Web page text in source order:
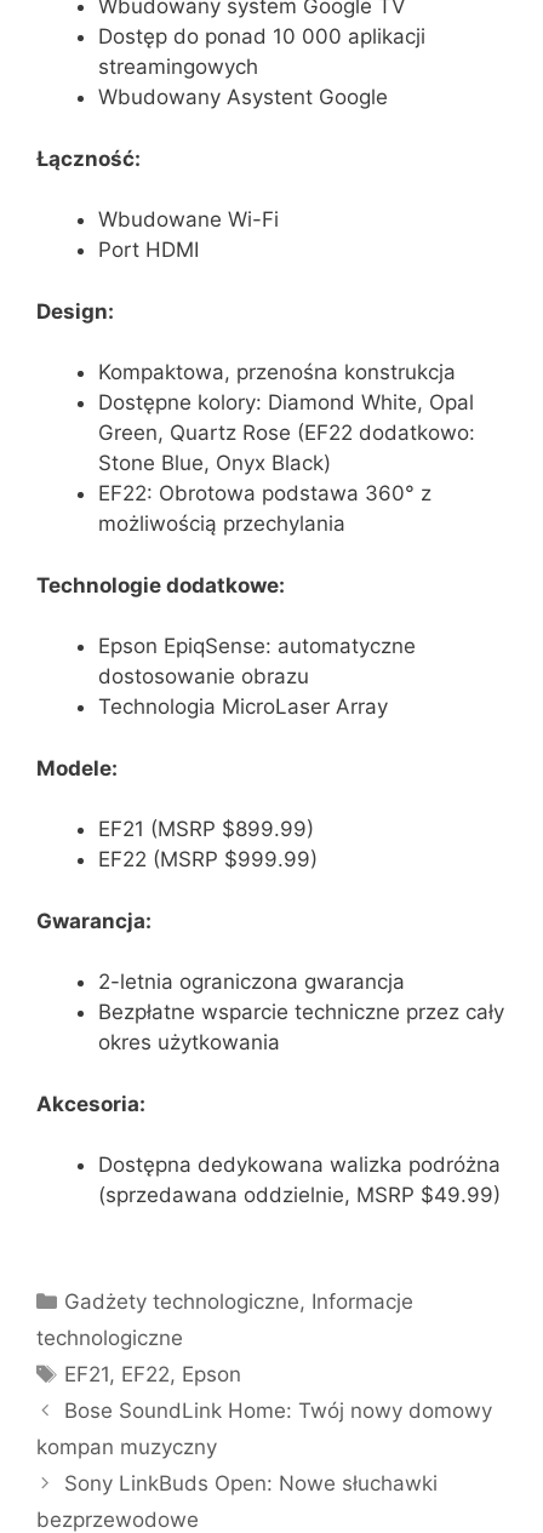
Wbudowany system Google TV
Dostęp do ponad 10 000 aplikacji
streamingowych
Wbudowany Asystent Google
Łączność:
Wbudowane Wi-Fi
Port HDMI
Design:
Kompaktowa, przenośna konstrukcja
Dostępne kolory: Diamond White, Opal
Green, Quartz Rose (EF22 dodatkowo:
Stone Blue, Onyx Black)
EF22: Obrotowa podstawa 360° z
możliwością przechylania
Technologie dodatkowe:
Epson EpiqSense: automatyczne
dostosowanie obrazu
Technologia MicroLaser Array
Modele:
EF21 (MSRP $899.99)
EF22 (MSRP $999.99)
Gwarancja:
2-letnia ograniczona gwarancja
Bezpłatne wsparcie techniczne przez cały
okres użytkowania
Akcesoria:
Dostępna dedykowana walizka podróżna
(sprzedawana oddzielnie, MSRP $49.99)
Kategorie
Gadżety technologiczne, Informacje
technologiczne
Tagi
EF21, EF22, Epson
Bose SoundLink Home: Twój nowy domowy
kompan muzyczny
Sony LinkBuds Open: Nowe słuchawki
bezprzewodowe